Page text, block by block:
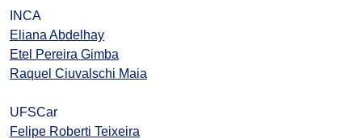
INCA
Eliana Abdelhay
Etel Pereira Gimba
Raquel Ciuvalschi Maia
UFSCar
Felipe Roberti Teixeira